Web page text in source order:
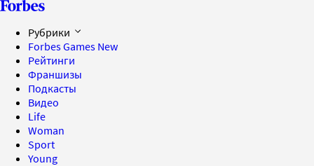
Рубрики
Forbes Games New
Рейтинги
Франшизы
Подкасты
Видео
Life
Woman
Sport
Young